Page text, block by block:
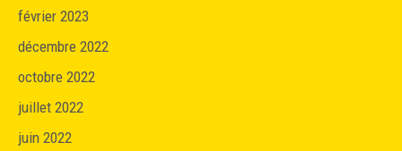
février 2023
décembre 2022
octobre 2022
juillet 2022
juin 2022